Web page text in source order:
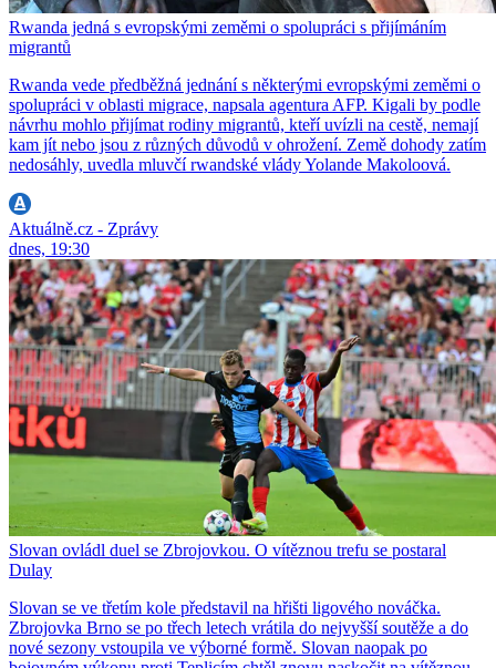
Rwanda jedná s evropskými zeměmi o spolupráci s přijímáním
migrantů
Rwanda vede předběžná jednání s některými evropskými zeměmi o
spolupráci v oblasti migrace, napsala agentura AFP. Kigali by podle
návrhu mohlo přijímat rodiny migrantů, kteří uvízli na cestě, nemají
kam jít nebo jsou z různých důvodů v ohrožení. Země dohody zatím
nedosáhly, uvedla mluvčí rwandské vlády Yolande Makoloová.
Aktuálně.cz - Zprávy
dnes, 19:30
Slovan ovládl duel se Zbrojovkou. O vítěznou trefu se postaral
Dulay
Slovan se ve třetím kole představil na hřišti ligového nováčka.
Zbrojovka Brno se po třech letech vrátila do nejvyšší soutěže a do
nové sezony vstoupila ve výborné formě. Slovan naopak po